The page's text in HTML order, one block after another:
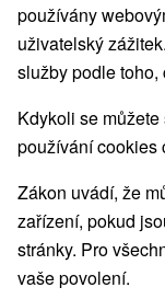
VŠECHNY
používány
uživatelský
služby podle toho,
Kdykoli se
používání cookies
Zákon uvádí, že
zařízení, pokud
stránky. Pro
vaše povolení.